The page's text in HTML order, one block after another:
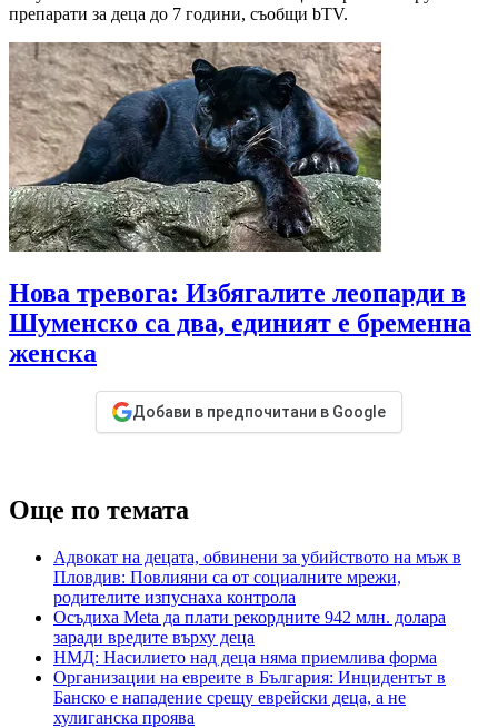
препарати за деца до 7 години, съобщи bTV.
Нова тревога: Избягалите леопарди в
Шуменско са два, единият е бременна
женска
Добави в предпочитани в Google
Още по темата
Адвокат на децата, обвинени за убийството на мъж в
Пловдив: Повлияни са от социалните мрежи,
родителите изпуснаха контрола
Осъдиха Meta да плати рекордните 942 млн. долара
заради вредите върху деца
НМД: Насилието над деца няма приемлива форма
Организации на евреите в България: Инцидентът в
Банско е нападение срещу еврейски деца, а не
хулиганска проява